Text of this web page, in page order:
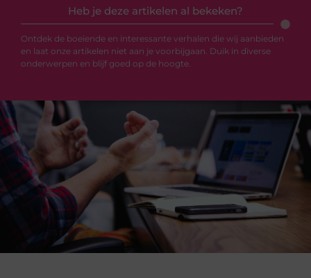
Heb je deze artikelen al bekeken?
Ontdek de boeiende en interessante verhalen die wij aanbieden
en laat onze artikelen niet aan je voorbijgaan. Duik in diverse
onderwerpen en blijf goed op de hoogte.